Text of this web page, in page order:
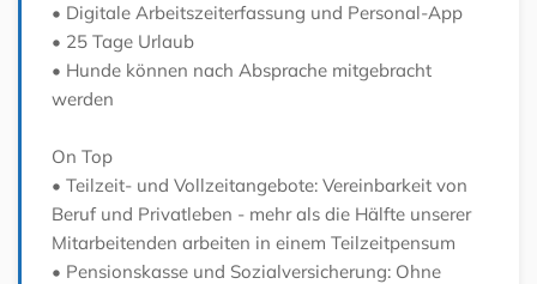
• Digitale Arbeitszeiterfassung und Personal-App
• 25 Tage Urlaub
• Hunde können nach Absprache mitgebracht
werden
On Top
• Teilzeit- und Vollzeitangebote: Vereinbarkeit von
Beruf und Privatleben - mehr als die Hälfte unserer
Mitarbeitenden arbeiten in einem Teilzeitpensum
• Pensionskasse und Sozialversicherung: Ohne